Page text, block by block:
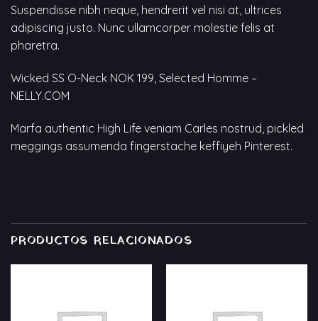
Suspendisse nibh neque, hendrerit vel nisi at, ultrices
adipiscing justo. Nunc ullamcorper molestie felis at
pharetra.
Wicked SS O-Neck NOK 199, Selected Homme –
NELLY.COM
Marfa authentic High Life veniam Carles nostrud, pickled
meggings assumenda fingerstache keffiyeh Pinterest.
PRODUCTOS RELACIONADOS